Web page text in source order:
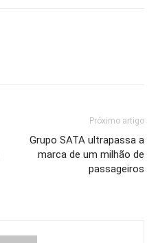
Próximo artigo
Grupo SATA ultrapassa a
marca de um milhão de
passageiros